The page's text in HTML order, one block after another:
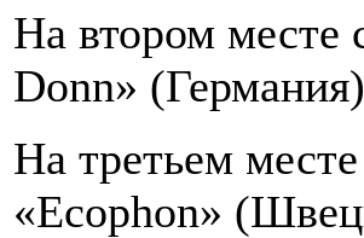
На втором
Donn»
На третьем
«Ecophon»